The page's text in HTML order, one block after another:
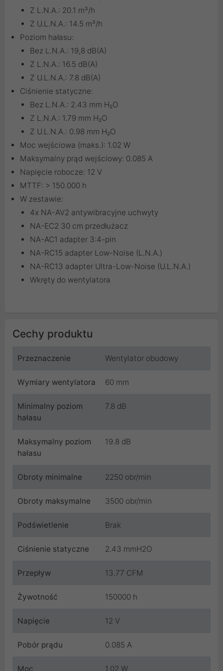
Z L.N.A.: 20.1 m³/h
Z U.L.N.A.: 14.5 m³/h
Poziom hałasu:
Bez L.N.A.: 19,8 dB(A)
Z L.N.A.: 16.5 dB(A)
Z U.L.N.A.: 7.8 dB(A)
Ciśnienie statyczne:
Bez L.N.A.: 2.43 mm H₂O
Z L.N.A.: 1.79 mm H₂O
Z U.L.N.A.: 0.98 mm H₂O
Moc wejściowa (maks.): 1.02 W
Maksymalny prąd wejściowy: 0.085 A
Napięcie robocze: 12 V
MTTF: > 150.000 h
W zestawie:
4x NA-AV2 antywibracyjne uchwyty
NA-EC2 30 cm przedłużacz
NA-AC1 adapter 3:4-pin
NA-RC15 adapter Low-Noise (L.N.A.)
NA-RC13 adapter Ultra-Low-Noise (U.L.N.A.)
Wkręty do wentylatora
Cechy produktu
Przeznaczenie Wentylator obudowy
Wymiary wentylatora 60 mm
Minimalny poziom
hałasu
7.8 dB
Maksymalny poziom
hałasu
19.8 dB
Obroty minimalne 2250 obr/min
Obroty maksymalne 3500 obr/min
Podświetlenie Brak
Ciśnienie statyczne 2.43 mmH2O
Przepływ 13.77 CFM
Żywotność 150000 h
Napięcie 12 V
Pobór prądu 0.085 A
Moc 1.02 W